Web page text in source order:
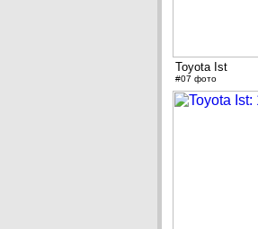
Toyota Ist
#07 фото